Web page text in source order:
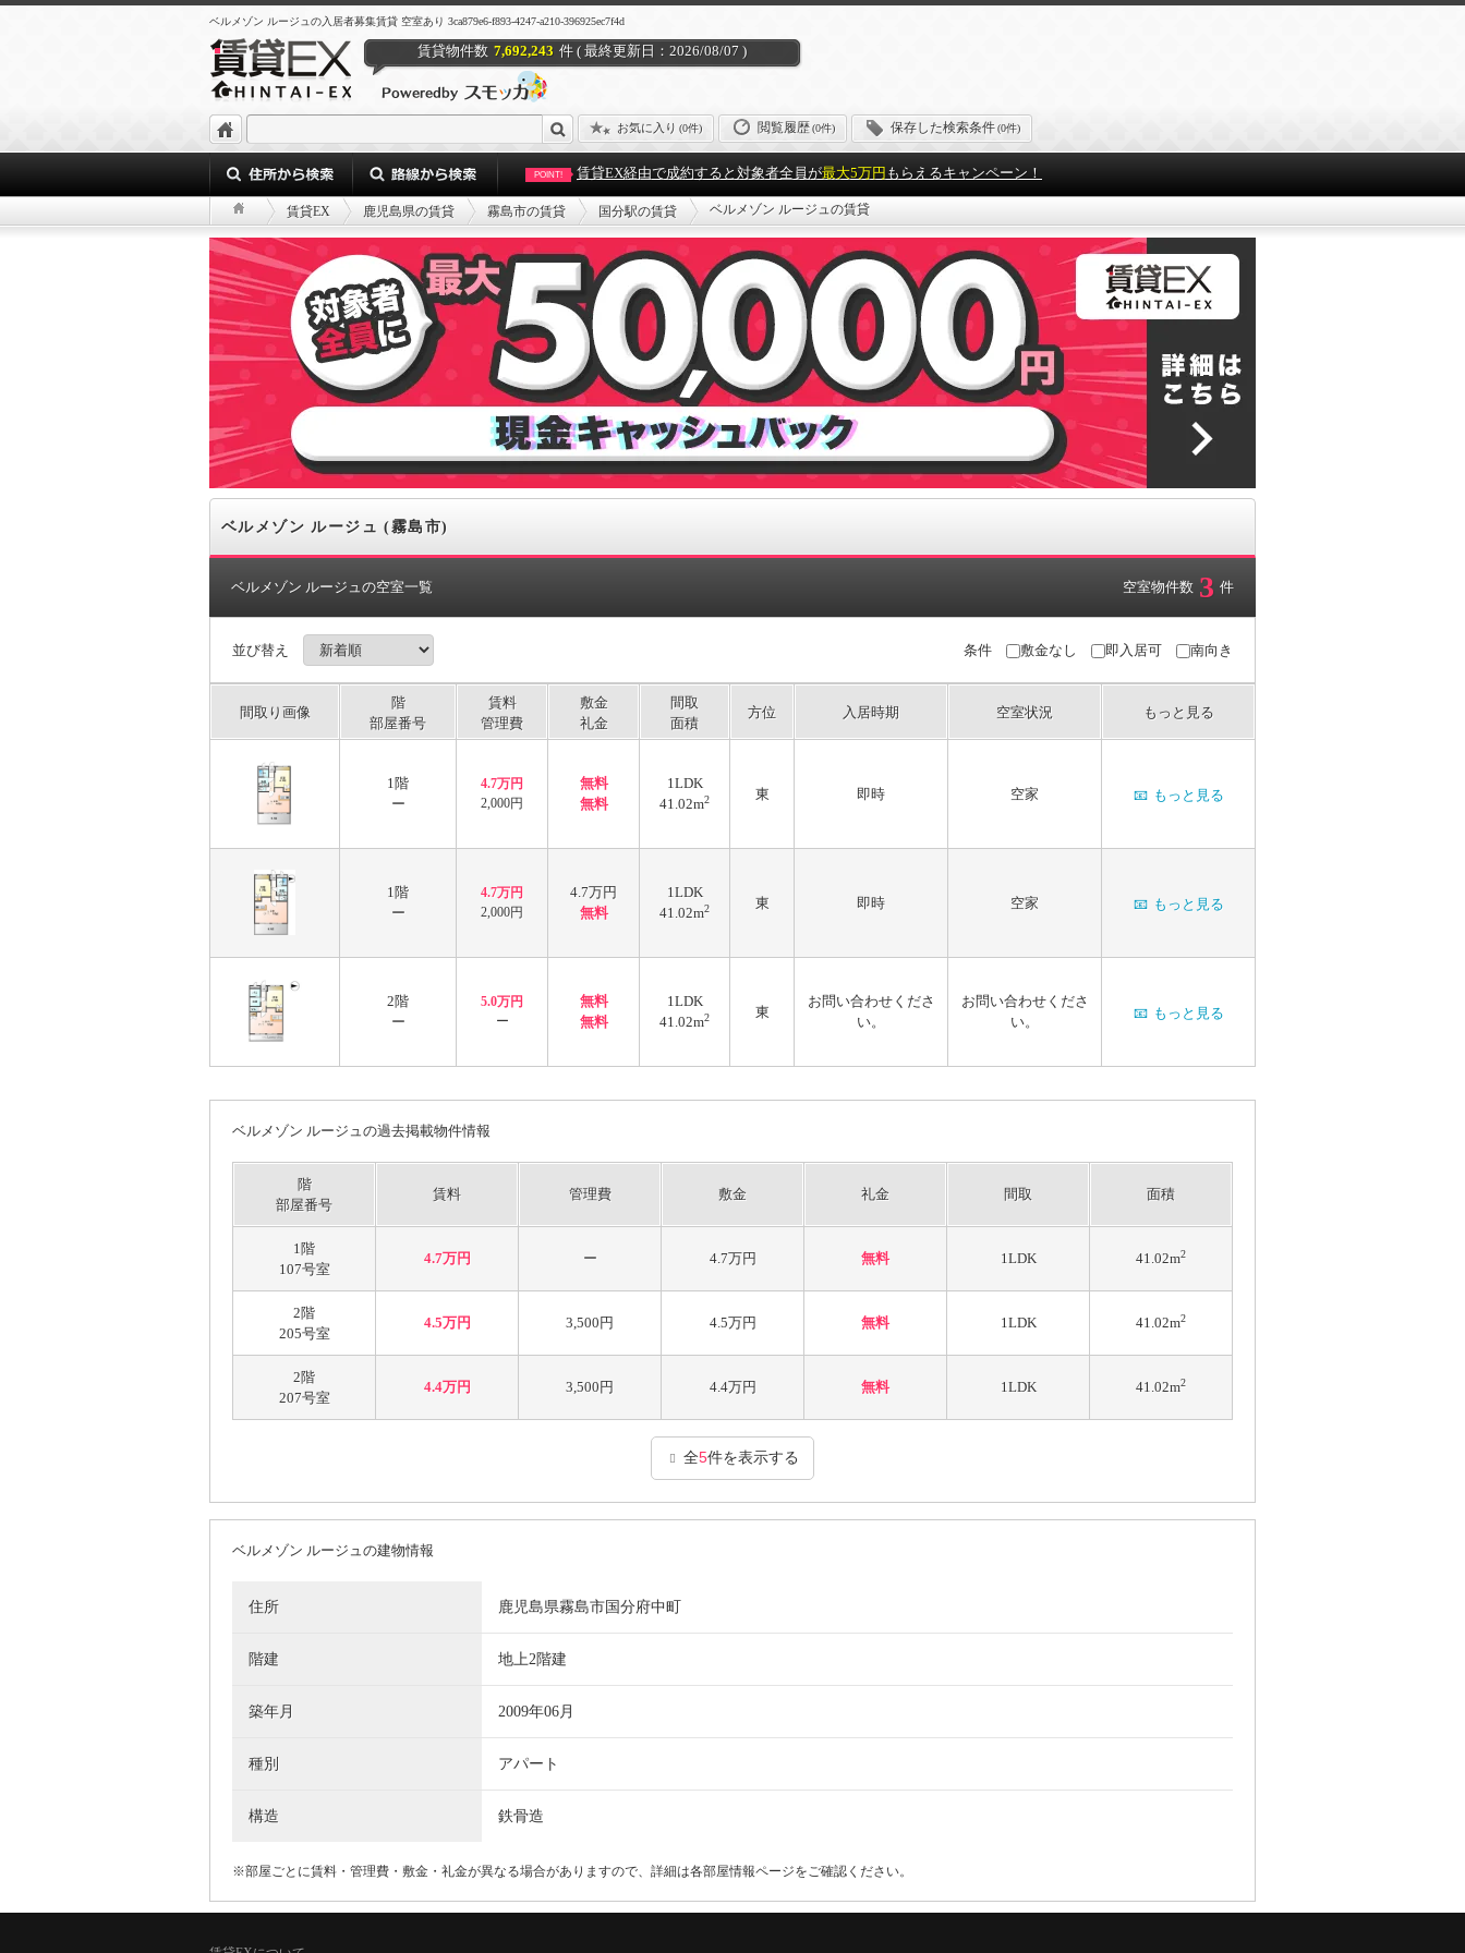
ベルメゾン ルージュの入居者募集賃貸 空室あり 3ca879e6-f893-4247-a210-396925ec7f4d
賃貸物件数 7,692,243 件 ( 最終更新日：2026/08/07 )
お気に入り (0件) 閲覧履歴(0件) 保存した検索条件(0件)
POINT! 賃貸EX経由で成約すると対象者全員が最大5万円 もらえるキャンペーン！
賃貸EX 鹿児島県の賃貸 霧島市の賃貸 国分駅の賃貸 ベルメゾン ルージュの賃貸
ベルメゾン ルージュ (霧島市)
ベルメゾン ルージュの空室一覧 空室物件数 3 件
並び替え 条件 敷金なし 即入居可 南向き
間取り画像
階
部屋番号
賃料
管理費
敷金
礼金
間取
面積
方位 入居時期 空室状況 もっと見る
1階
ー
4.7万円
2,000円
無料
無料
1LDK
41.02m2 東 即時 空家 📧 もっと見る
1階
ー
4.7万円
2,000円
4.7万円
無料
1LDK
41.02m2 東 即時 空家 📧 もっと見る
2階
ー
5.0万円
ー
無料
無料
1LDK
41.02m2 東
お問い合わせくださ
い。
お問い合わせくださ
い。
📧 もっと見る
ベルメゾン ルージュの過去掲載物件情報
階
部屋番号
賃料 管理費 敷金 礼金 間取 面積
1階
107号室
4.7万円 ー 4.7万円 無料 1LDK 41.02m2
2階
205号室
4.5万円 3,500円 4.5万円 無料 1LDK 41.02m2
2階
207号室
4.4万円 3,500円 4.4万円 無料 1LDK 41.02m2
全5件を表示する
ベルメゾン ルージュの建物情報
住所 鹿児島県霧島市国分府中町
階建 地上2階建
築年月 2009年06月
種別 アパート
構造 鉄骨造
※部屋ごとに賃料・管理費・敷金・礼金が異なる場合がありますので、詳細は各部屋情報ページをご確認ください。